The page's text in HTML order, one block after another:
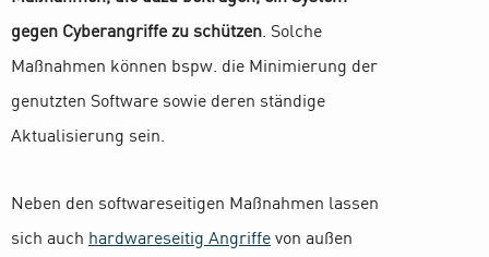
gegen Cyberangriffe zu schützen. Solche
Maßnahmen können bspw. die Minimierung der
genutzten Software sowie deren ständige
Aktualisierung sein.
Neben den softwareseitigen Maßnahmen lassen
sich auch hardwareseitig Angriffe von außen